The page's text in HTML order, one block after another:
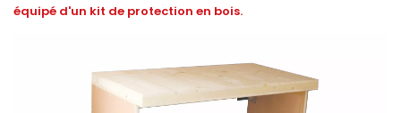
équipé d'un kit de protection en bois.